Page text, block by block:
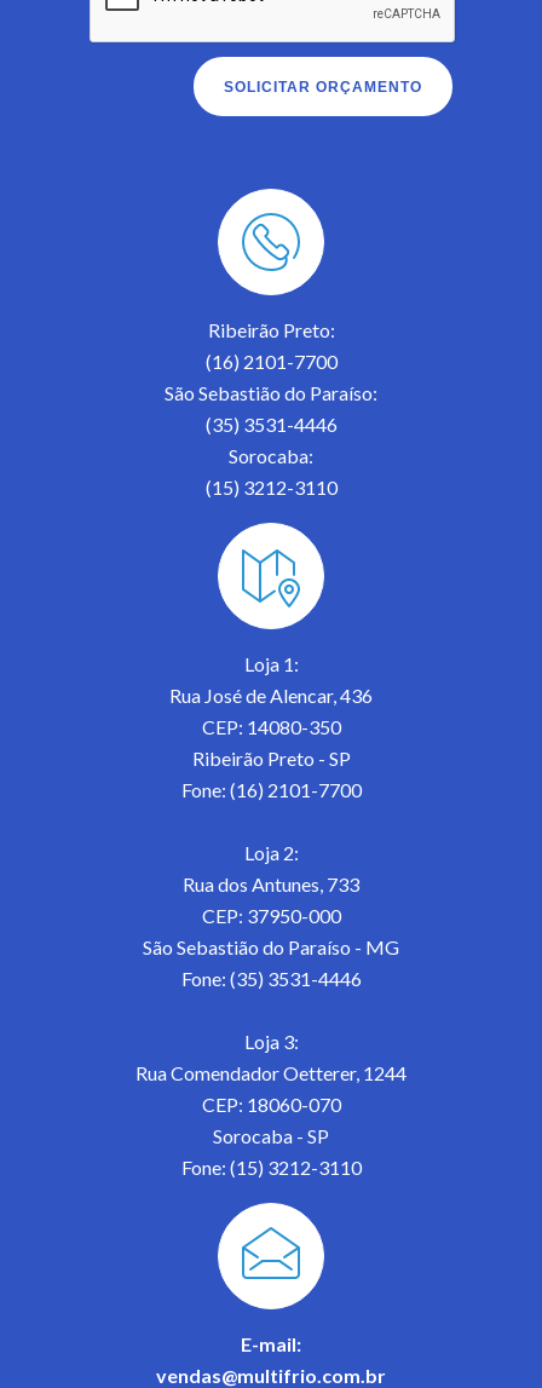
Ribeirão Preto:
(16) 2101-7700
São Sebastião do Paraíso:
(35) 3531-4446
Sorocaba:
(15) 3212-3110
Loja 1:
Rua José de Alencar, 436
CEP: 14080-350
Ribeirão Preto - SP
Fone: (16) 2101-7700
Loja 2:
Rua dos Antunes, 733
CEP: 37950-000
São Sebastião do Paraíso - MG
Fone: (35) 3531-4446
Loja 3:
Rua Comendador Oetterer, 1244
CEP: 18060-070
Sorocaba - SP
Fone: (15) 3212-3110
E-mail:
vendas@multifrio.com.br